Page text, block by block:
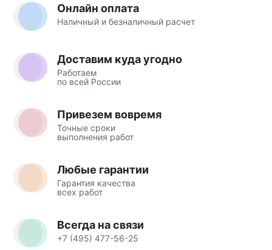
Онлайн оплата
Наличный и безналичный расчет
Доставим куда угодно
Работаем
по всей России
Привезем вовремя
Точные сроки
выполнения работ
Любые гарантии
Гарантия качества
всех работ
Всегда на связи
+7 (495) 477-56-25